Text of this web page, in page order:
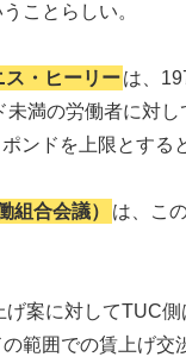
ことらしい。
ス・ヒーリーは、
満の労働者に対し
ンドを上限とする
合会議）
は、こ
案に対してTUC側
範囲での賃上げ交